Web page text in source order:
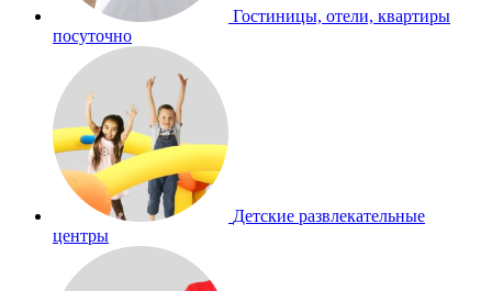
Гостиницы, отели, квартиры
посуточно
Детские развлекательные
центры